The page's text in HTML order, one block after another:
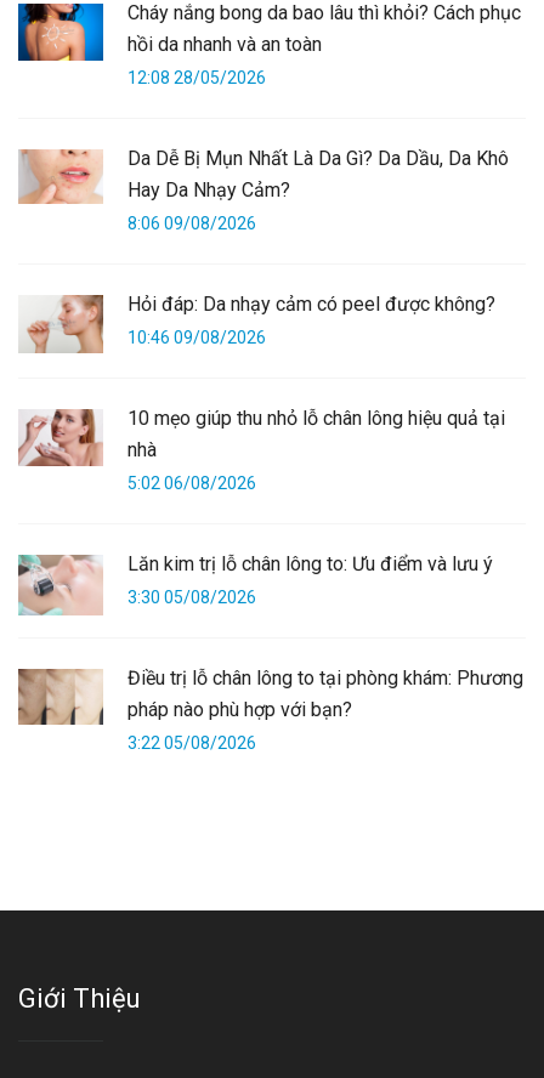
Cháy nắng bong da bao lâu thì khỏi? Cách phục
hồi da nhanh và an toàn
12:08 28/05/2026
Da Dễ Bị Mụn Nhất Là Da Gì? Da Dầu, Da Khô
Hay Da Nhạy Cảm?
8:06 09/08/2026
Hỏi đáp: Da nhạy cảm có peel được không?
10:46 09/08/2026
10 mẹo giúp thu nhỏ lỗ chân lông hiệu quả tại
nhà
5:02 06/08/2026
Lăn kim trị lỗ chân lông to: Ưu điểm và lưu ý
3:30 05/08/2026
Điều trị lỗ chân lông to tại phòng khám: Phương
pháp nào phù hợp với bạn?
3:22 05/08/2026
Giới Thiệu